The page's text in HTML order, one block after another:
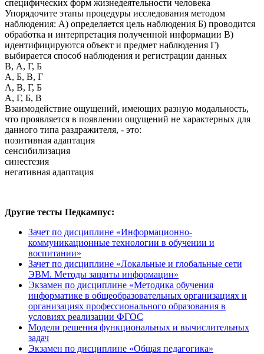
специфических форм жизнедеятельности человека
Упорядочите этапы процедуры исследования методом
наблюдения: А) определяется цель наблюдения Б) проводится
обработка и интерпретация полученной информации В)
идентифицируются объект и предмет наблюдения Г)
выбирается способ наблюдения и регистрации данных
В, А, Г, Б
А, Б, В, Г
А, В, Г, Б
А, Г, Б, В
Взаимодействие ощущений, имеющих разную модальность,
что проявляется в появлении ощущений не характерных для
данного типа раздражителя, - это:
позитивная адаптация
сенсибилизация
синестезия
негативная адаптация
Другие тесты Педкампус:
Зачет по дисциплине «Информационно-
коммуникационные технологии в обучении и
воспитании»
Зачет по дисциплине «Локальные и глобальные сети
ЭВМ. Методы защиты информации»
Экзамен по дисциплине «Методика обучения
информатике в общеобразовательных организациях и
организациях профессионального образования в
условиях реализации ФГОС
Модели решения функциональных и вычислительных
задач
Экзамен по дисциплине «Общая педагогика»